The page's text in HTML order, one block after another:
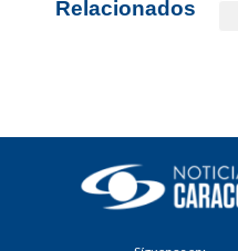
Relacionados